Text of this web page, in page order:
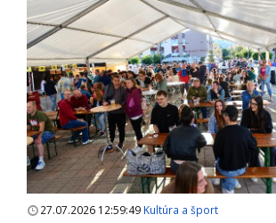
27.07.2026 12:59:49 Kultúra a šport